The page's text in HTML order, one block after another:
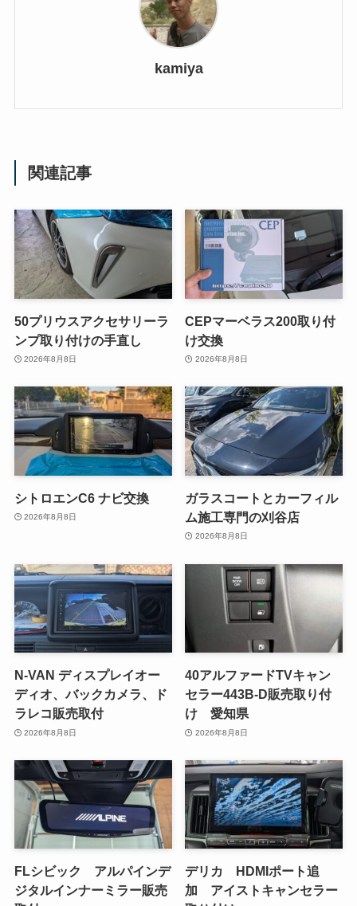
kamiya
関連記事
50プリウスアクセサリーラ
ンプ取り付けの手直し
2026年8月8日
CEPマーベラス200取り付
け交換
2026年8月8日
シトロエンC6 ナビ交換
2026年8月8日
ガラスコートとカーフィル
ム施工専門の刈谷店
2026年8月8日
N-VAN ディスプレイオー
ディオ、バックカメラ、ド
ラレコ販売取付
2026年8月8日
40アルファードTVキャン
セラー443B-D販売取り付
け 愛知県
2026年8月8日
FLシビック アルパインデ
ジタルインナーミラー販売
デリカ HDMIポート追
加 アイストキャンセラー